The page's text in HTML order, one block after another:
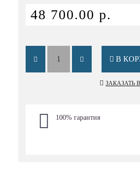
48 700.00 р.
В
ЗАКАЗАТЬ
100% гарантия